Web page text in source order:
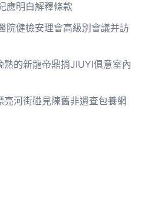
應明白解釋條款
院健檢安理會高級別會議并訪
熟的新龍帝鼎捎JIUYI俱意室內
亮河街碰見陳舊非遺查包養網